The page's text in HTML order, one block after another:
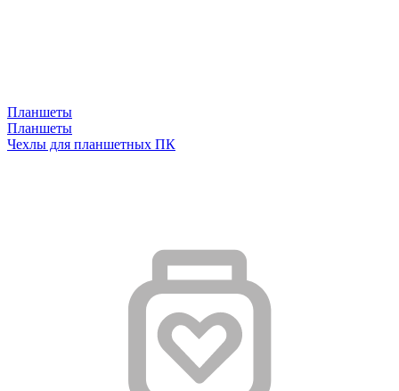
Планшеты
Планшеты
Чехлы для планшетных ПК